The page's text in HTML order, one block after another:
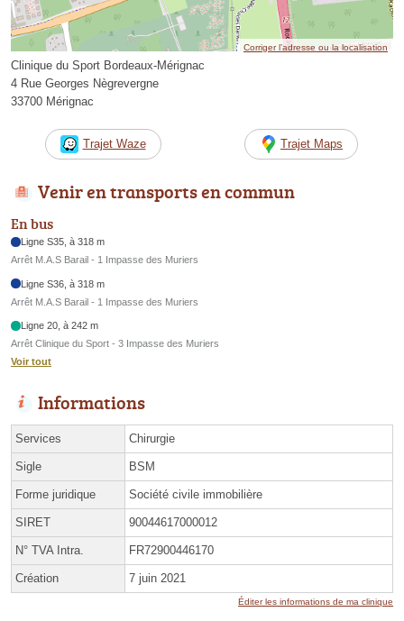
Corriger l’adresse ou la localisation
Clinique du Sport Bordeaux-Mérignac
4 Rue Georges Nègrevergne
33700 Mérignac
Trajet Waze Trajet Maps
Venir en transports en commun
En bus
Ligne S35, à 318 m
Arrêt M.A.S Barail - 1 Impasse des Muriers
Ligne S36, à 318 m
Arrêt M.A.S Barail - 1 Impasse des Muriers
Ligne 20, à 242 m
Arrêt Clinique du Sport - 3 Impasse des Muriers
Voir tout
Informations
Services Chirurgie
Sigle BSM
Forme juridique Société civile immobilière
SIRET 90044617000012
N° TVA Intra. FR72900446170
Création 7 juin 2021
Éditer les informations de ma clinique